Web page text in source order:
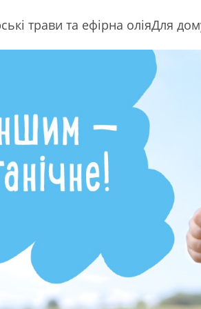
трави та ефірна оліяДля